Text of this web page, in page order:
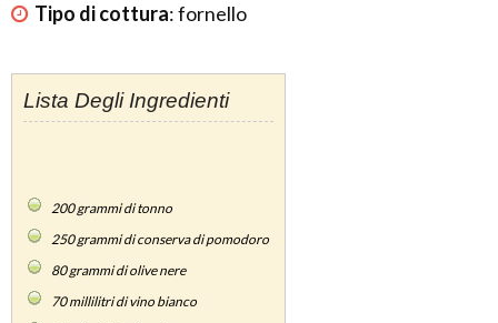
Tipo di cottura:fornello
Lista Degli Ingredienti
200grammi di tonno
250grammi di conserva di pomodoro
80grammi di olive nere
70millilitri di vino bianco